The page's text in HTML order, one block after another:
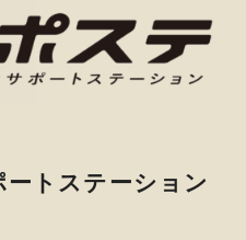
トステーション